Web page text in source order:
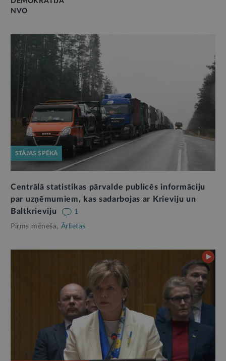
NVO
STĀJAS SPĒKĀ
Centrālā statistikas pārvalde publicēs informāciju
par uzņēmumiem, kas sadarbojas ar Krieviju un
Baltkrieviju
1
Pirms mēneša, Ārlietas